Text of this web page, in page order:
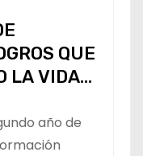
QUE
LA VIDA
JUAN
año de